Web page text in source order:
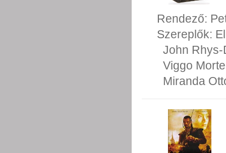
Rendező:
Szereplők:
John
Viggo
Miranda